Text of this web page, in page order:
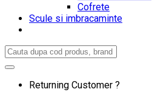
Cofrete
Scule si imbracaminte
Search
Returning Customer ?